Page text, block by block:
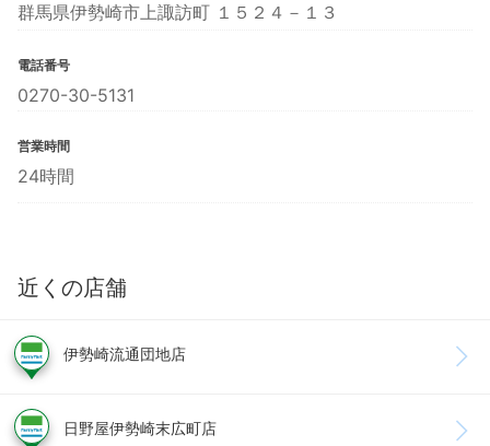
群馬県伊勢崎市上諏訪町 １５２４－１３
電話番号
0270-30-5131
営業時間
24時間
近くの店舗
伊勢崎流通団地店
日野屋伊勢崎末広町店